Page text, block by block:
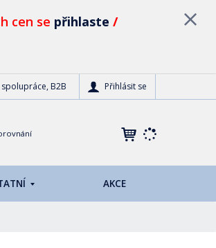
cen se přihlaste /
spolupráce, B2B Přihlásit se
AKCE